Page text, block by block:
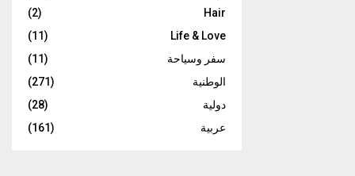
Hair
(2)
Life & Love
(11)
سفر وسياحة
(11)
الوطنية
(271)
دولية
(28)
عربية
(161)